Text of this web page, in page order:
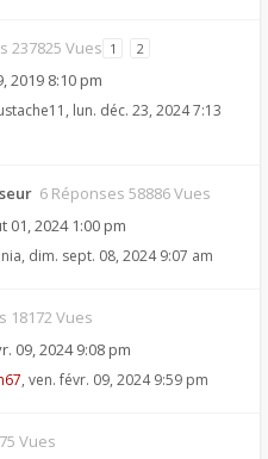
237825 Vues 1 2
2019 8:10 pm
, lun. déc. 23, 2024 7:13
6 Réponses 58886 Vues
01, 2024 1:00 pm
, dim. sept. 08, 2024 9:07 am
18172 Vues
09, 2024 9:08 pm
, ven. févr. 09, 2024 9:59 pm
Vues